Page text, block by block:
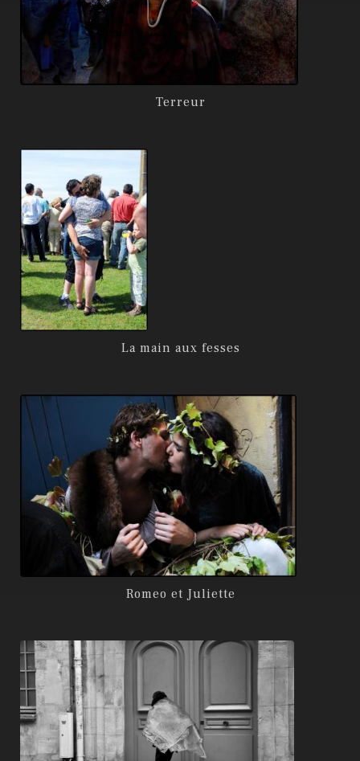
Terreur
La main aux fesses
Romeo et Juliette